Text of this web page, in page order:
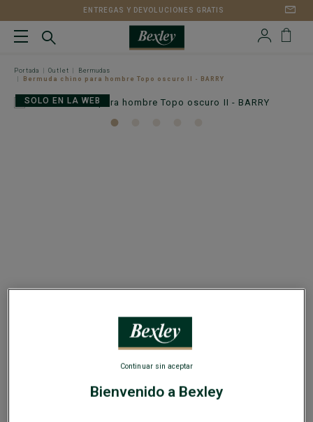
ENTREGAS Y DEVOLUCIONES GRATIS
Portada Outlet
Bermudas
Bermuda chino para hombre Topo oscuro II - BARRY
SOLO EN LA WEB
Bienvenido a Bexley
Continuar sin aceptar